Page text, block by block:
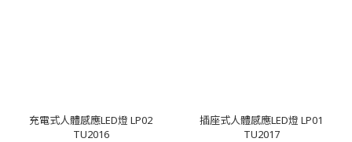
充電式人體感應LED燈 LP02
TU2016
插座式人體感應LED燈 LP01
TU2017